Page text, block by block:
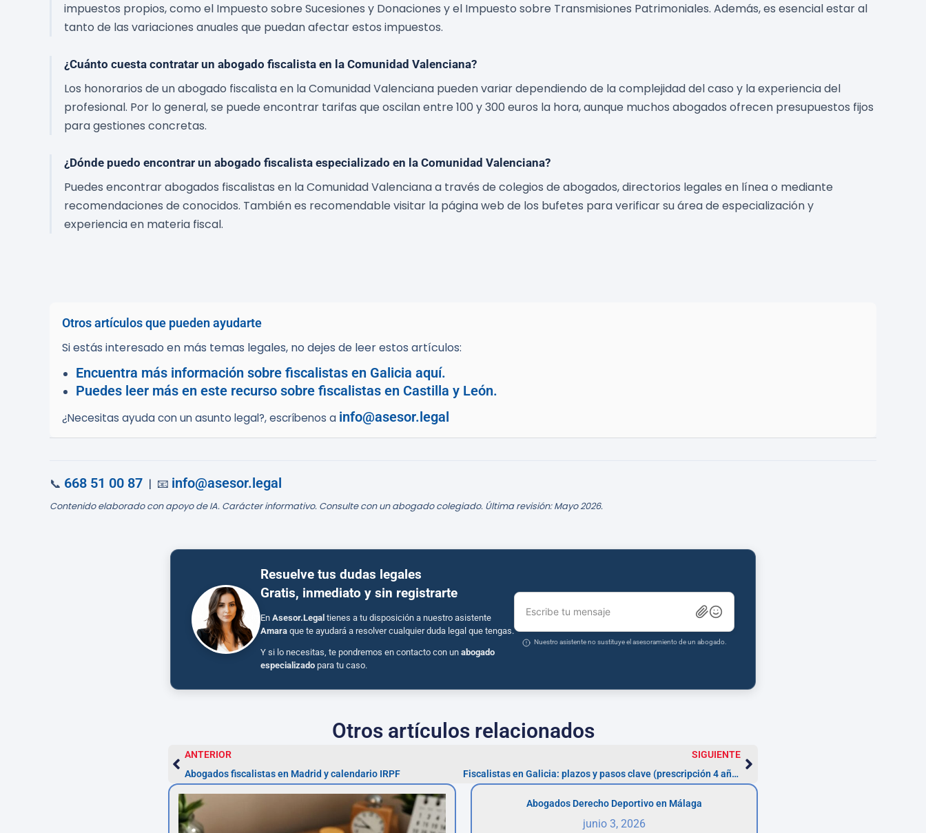
impuestos propios, como el Impuesto sobre Sucesiones y Donaciones y el Impuesto sobre Transmisiones Patrimoniales. Además, es esencial estar al
tanto de las variaciones anuales que puedan afectar estos impuestos.
¿Cuánto cuesta contratar un abogado fiscalista en la Comunidad Valenciana?
Los honorarios de un abogado fiscalista en la Comunidad Valenciana pueden variar dependiendo de la complejidad del caso y la experiencia del
profesional. Por lo general, se puede encontrar tarifas que oscilan entre 100 y 300 euros la hora, aunque muchos abogados ofrecen presupuestos fijos
para gestiones concretas.
¿Dónde puedo encontrar un abogado fiscalista especializado en la Comunidad Valenciana?
Puedes encontrar abogados fiscalistas en la Comunidad Valenciana a través de colegios de abogados, directorios legales en línea o mediante
recomendaciones de conocidos. También es recomendable visitar la página web de los bufetes para verificar su área de especialización y
experiencia en materia fiscal.
Otros artículos que pueden ayudarte
Si estás interesado en más temas legales, no dejes de leer estos artículos:
Encuentra más información sobre fiscalistas en Galicia aquí.
Puedes leer más en este recurso sobre fiscalistas en Castilla y León.
¿Necesitas ayuda con un asunto legal?, escríbenos a info@asesor.legal
📞 668 51 00 87 | 📧 info@asesor.legal
Contenido elaborado con apoyo de IA. Carácter informativo. Consulte con un abogado colegiado. Última revisión: Mayo 2026.
Resuelve tus dudas legales
Gratis, inmediato y sin registrarte
En Asesor.Legal tienes a tu disposición a nuestro asistente
Amara que te ayudará a resolver cualquier duda legal que tengas.
Y si lo necesitas, te pondremos en contacto con un abogado
especializado para tu caso.
Escribe tu mensaje
Nuestro asistente no sustituye el asesoramiento de un abogado.
Otros artículos relacionados
ANTERIOR
Abogados fiscalistas en Madrid y calendario IRPF
SIGUIENTE
Fiscalistas en Galicia: plazos y pasos clave (prescripción 4 años)
Abogados Derecho Deportivo en Málaga
junio 3, 2026